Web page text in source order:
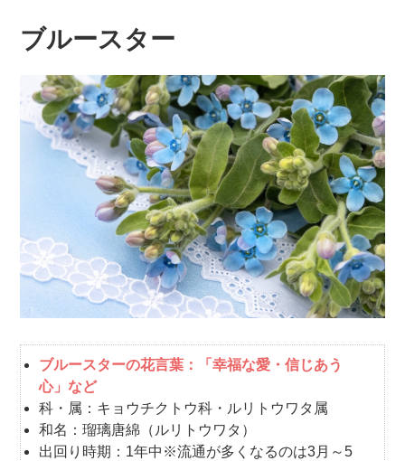
ブルースター
ブルースターの花言葉：「幸福な愛・信じあう
心」など
科・属：キョウチクトウ科・ルリトウワタ属
和名：瑠璃唐綿（ルリトウワタ）
出回り時期：1年中※流通が多くなるのは3月～5